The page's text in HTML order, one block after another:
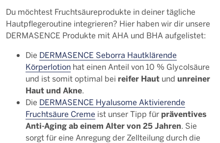
Du möchtest Fruchtsäureprodukte in deiner tägliche
Hautpflegeroutine integrieren? Hier haben wir dir unsere
DERMASENCE Produkte mit AHA und BHA aufgelistet:
Die DERMASENCE Seborra Hautklärende
Körperlotion hat einen Anteil von 10 % Glycolsäure
und ist somit optimal bei reifer Haut und unreiner
Haut und Akne.
Die DERMASENCE Hyalusome Aktivierende
Fruchtsäure Creme ist unser Tipp für präventives
Anti-Aging ab einem Alter von 25 Jahren. Sie
sorgt für eine Anregung der Zellteilung durch die